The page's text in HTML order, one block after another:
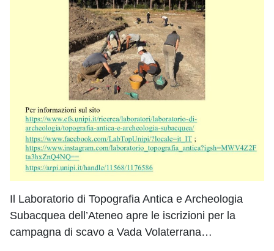
Il Laboratorio di Topografia Antica e Archeologia
Subacquea dell’Ateneo apre le iscrizioni per la
campagna di scavo a Vada Volaterrana…